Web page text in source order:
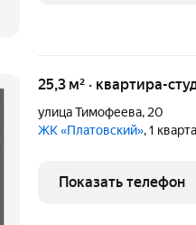
25,3 м² · квартира-
улица Тимофеева, 20
ЖК «Платовский», 1
Показать телефон